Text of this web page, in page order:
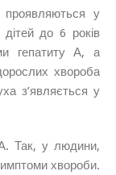
у
до 6 років
гепатиту А, а
хвороба
з’являється у
А. Так, у людини,
хвороби.